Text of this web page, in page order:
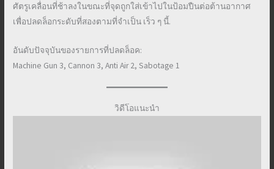
ศัตรูเคลื่อนที่ช้าลงในขณะที่จุดถูกใส่เข้าไปในป้อมปืนต่อต้านอากาศ
เพื่อปลดล็อกระดับที่สองตามที่จำเป็น เร็ว ๆ นี้.
อันดับปัจจุบันของรายการที่ปลดล็อค:
Machine Gun 3, Cannon 3, Anti Air 2, Sabotage 1
วิดีโอแนะนำ